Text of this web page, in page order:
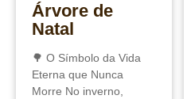
Árvore de
Natal
🌳 O Símbolo da Vida
Eterna que Nunca
Morre No inverno,